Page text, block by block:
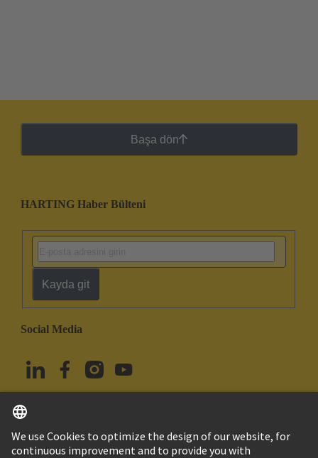
Başa dön
HARTING Haber Bülteni
Kayda git
Social Media
Türkiye Türkçe